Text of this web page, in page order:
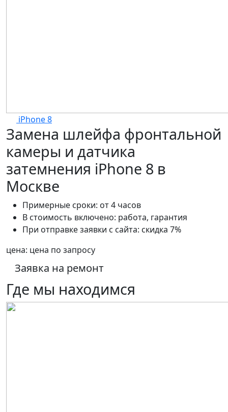
iPhone 8
Замена шлейфа фронтальной
камеры и датчика
затемнения iPhone 8 в
Москве
Примерные сроки: от 4 часов
В стоимость включено: работа, гарантия
При отправке заявки с сайта: скидка 7%
цена: цена по запросу
Заявка на ремонт
Где мы находимся